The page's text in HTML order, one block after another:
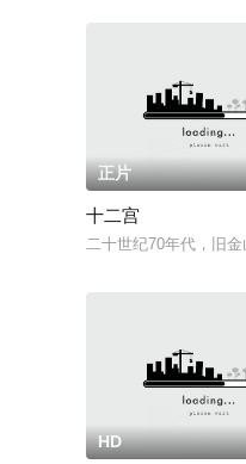
正片
十二宫
二十世纪70年代，旧
HD